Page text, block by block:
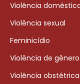
Violência
Violência sexual
Feminicídio
Violência de
Violência obstétrica